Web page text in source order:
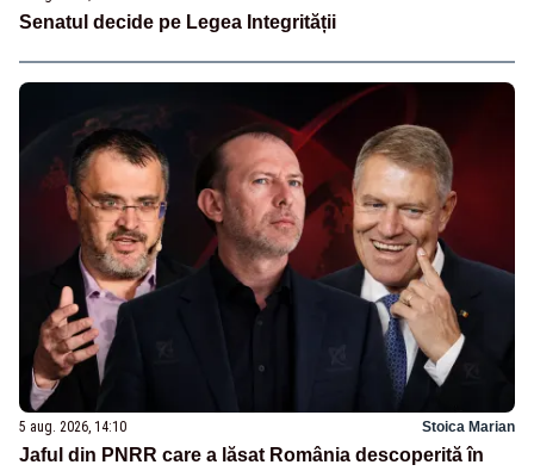
Senatul decide pe Legea Integrității
5 aug. 2026, 14:10 Stoica Marian
Jaful din PNRR care a lăsat România descoperită în